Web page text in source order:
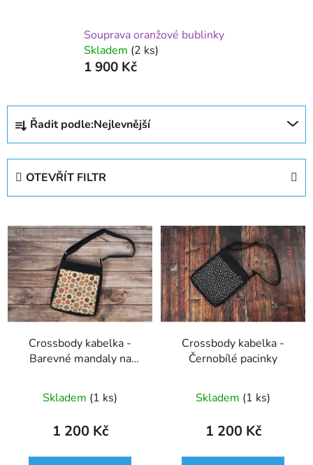
Souprava oranžové bublinky
Skladem (2 ks)
1 900 Kč
Ř
a
z
n
í
p
r
o
d
u
k
Řadit podle:Nejlevnější
OTEVŘÍT FILTR
V
ý
p
i
s
p
r
Crossbody kabelka -
Barevné mandaly na
Skladem (1 ks)
1 200 Kč
Crossbody kabelka -
Černobílé pacinky
Skladem (1 ks)
1 200 Kč